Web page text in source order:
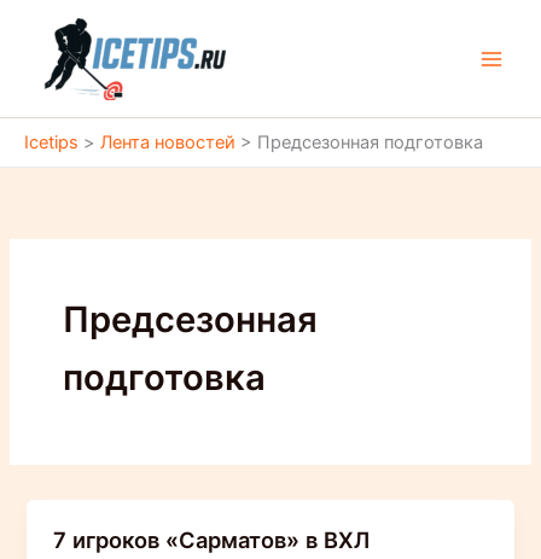
содержимому
Icetips > Лента новостей > Предсезонная подготовка
Предсезонная
подготовка
7 игроков «Сарматов» в ВХЛ